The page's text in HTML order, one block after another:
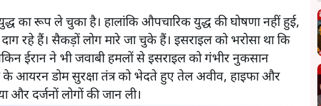
का रूप ले चुका है। हालांकि औपचारिक युद्ध की घोषणा नहीं हुई,
रहे हैं। सैकड़ों लोग मारे जा चुके हैं। इसराइल को भरोसा था कि
ईरान ने भी जवाबी हमलों से इसराइल को गंभीर नुकसान
के आयरन डोम सुरक्षा तंत्र को भेदते हुए तेल अवीव, हाइफा और
और दर्जनों लोगों की जान ली।